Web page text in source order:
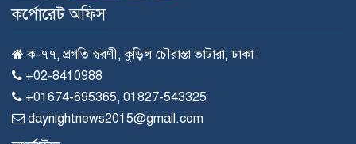
কর্পোরেট অফিস
ক-৭৭, প্রগতি স্বরণী, কুড়িল চৌরাস্তা ভাটারা, ঢাকা।
+02-8410988
+01674-695365, 01827-543325
daynightnews2015@gmail.com